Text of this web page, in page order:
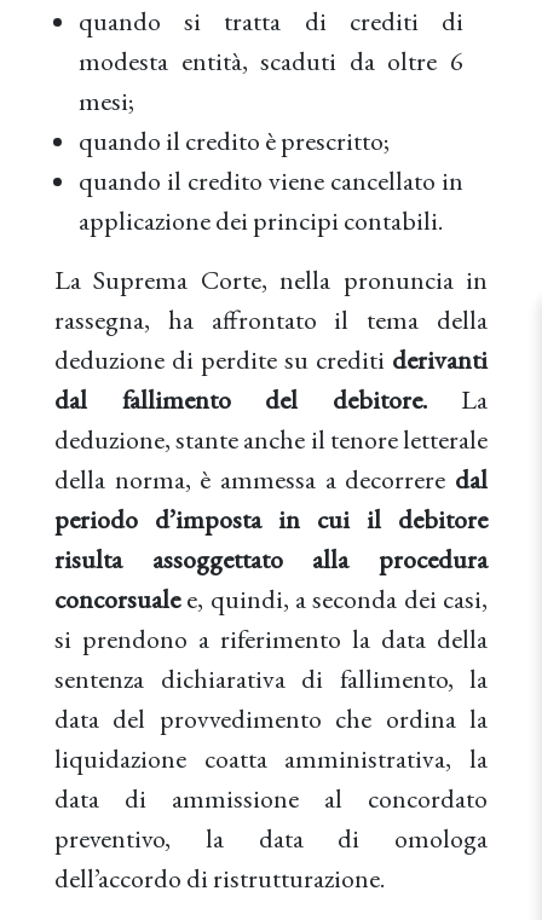
quando si tratta di crediti di
modesta entità, scaduti da oltre 6
mesi;
quando il credito è prescritto;
quando il credito viene cancellato in
applicazione dei principi contabili.
La Suprema Corte, nella pronuncia in
rassegna, ha affrontato il tema della
deduzione di perdite su crediti derivanti
dal fallimento del debitore.La
deduzione, stante anche il tenore letterale
della norma, è ammessa a decorrere dal
periodo d’imposta in cui il debitore
risulta assoggettato alla procedura
concorsualee, quindi, a seconda dei casi,
si prendono a riferimento la data della
sentenza dichiarativa di fallimento, la
data del provvedimento che ordina la
liquidazione coatta amministrativa, la
data di ammissione al concordato
preventivo, la data di omologa
dell’accordo di ristrutturazione.